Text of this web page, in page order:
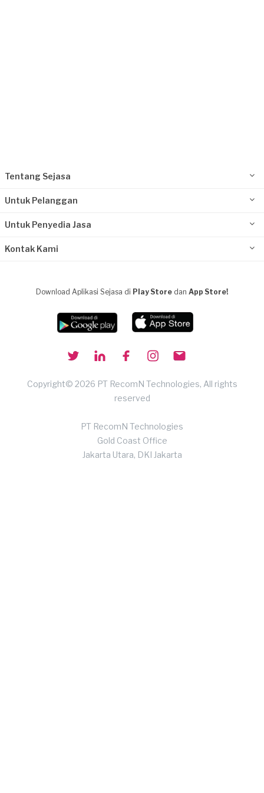
Tentang Sejasa
Untuk Pelanggan
Untuk Penyedia Jasa
Kontak Kami
Download Aplikasi Sejasa di Play Store dan App Store!
Copyright© 2026 PT RecomN Technologies, All rights
reserved
PT RecomN Technologies
Gold Coast Office
Jakarta Utara, DKI Jakarta